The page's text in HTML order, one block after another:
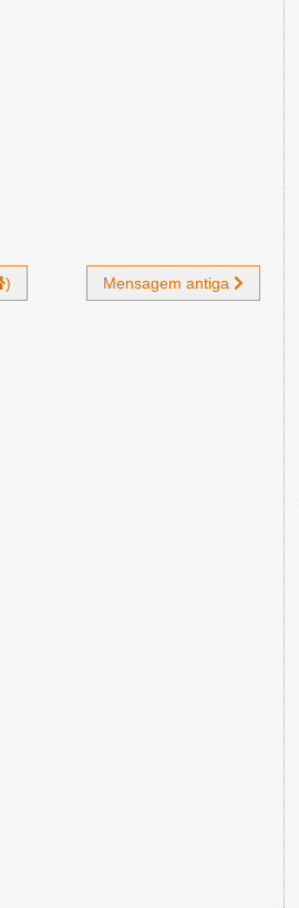
Mensagem antiga
)